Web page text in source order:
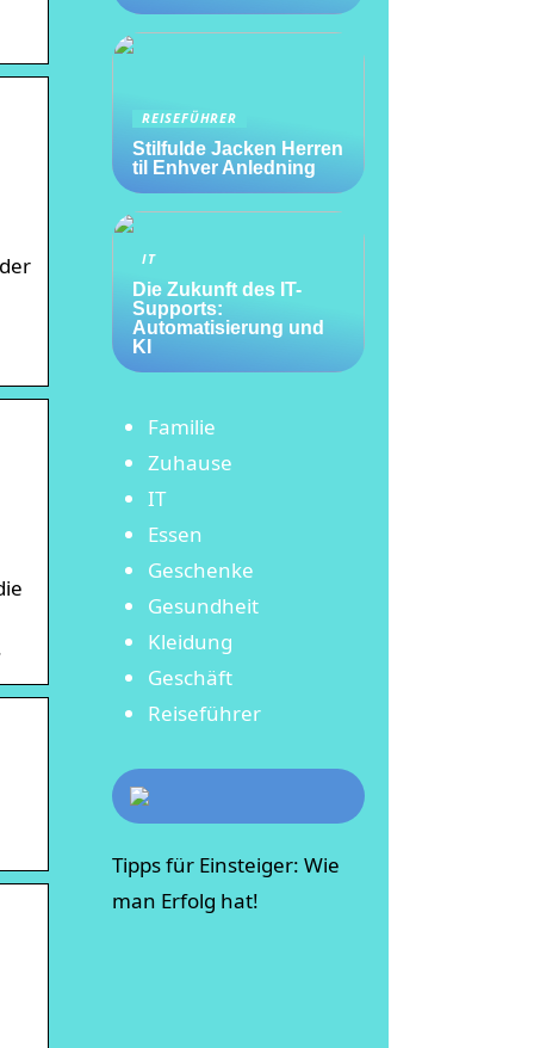
REISEFÜHRER
Stilfulde Jacken Herren
til Enhver Anledning
IT
Die Zukunft des IT-
Supports:
Automatisierung und
KI
Familie
Zuhause
IT
Essen
Geschenke
Gesundheit
Kleidung
Geschäft
Reiseführer
Tipps für Einsteiger: Wie
man Erfolg hat!